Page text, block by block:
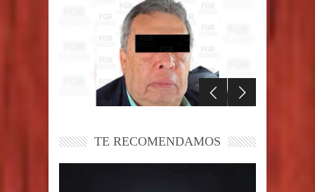
TE RECOMENDAMOS